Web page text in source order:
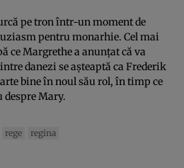
pe tron într-un moment de
pentru monarhie. Cel mai
ce Margrethe a anunțat că va
danezi se așteaptă ca Frederik
bine în noul său rol, în timp ce
despre Mary.
rege regina